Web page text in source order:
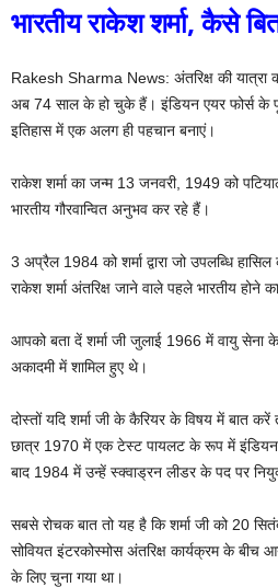
भारतीय राकेश शर्मा,कैसे
Rakesh Sharma News: अंतरिक्ष की यात्रा
अब 74 साल के हो चुके हैं। इंडियन एयर फोर्स के
इतिहास में एक अलग ही पहचान बनाएं।
राकेश शर्मा का जन्म 13 जनवरी, 1949 को
भारतीय गौरवान्वित अनुभव कर रहे हैं।
3 अप्रैल 1984 को शर्मा द्वारा जो उपलब्धि
राकेश शर्मा अंतरिक्ष जाने वाले पहले भारतीय होने
आपको बता दें शर्मा जी जुलाई 1966 में वायु सेना के
अकादमी में शामिल हुए थे।
दोस्तों यदि शर्मा जी के कैरियर के विषय में बात करें
छात्र 1970 में एक टेस्ट पायलट के रूप में
बाद 1984 में उन्हें स्क्वाड्रन लीडर के पद पर
सबसे रोचक बात तो यह है कि शर्मा जी को 20
सोवियत इंटरकोस्मोस अंतरिक्ष कार्यक्रम के बीच
के लिए चुना गया था।